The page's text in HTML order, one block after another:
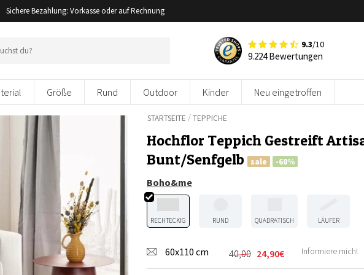
Sichere Bezahlung: Vorkasse oder auf Rechnung
9.3/10
9.224 Bewertungen
Größe Rund Outdoor Kinder Neu eingetroffen
STARTSEITE /TEPPICHE
Hochflor Teppich Gestreift
Bunt/Senfgelb
sale -68%
Boho&me
RECHTECKIG RUND QUADRATISCH LÄUFER
60x110 cm 40,00
Ursprünglicher
Preis
24,90€
Aktueller
Preis
Informiere mich!